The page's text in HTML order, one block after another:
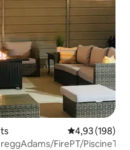
Évaluation
4,93 (198)
FirePT/PiscineTBL